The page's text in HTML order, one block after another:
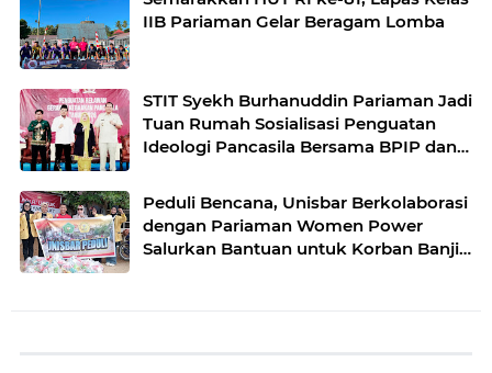
IIB Pariaman Gelar Beragam Lomba
STIT Syekh Burhanuddin Pariaman Jadi
Tuan Rumah Sosialisasi Penguatan
Ideologi Pancasila Bersama BPIP dan
Peduli Bencana, Unisbar Berkolaborasi
dengan Pariaman Women Power
Salurkan Bantuan untuk Korban Banjir